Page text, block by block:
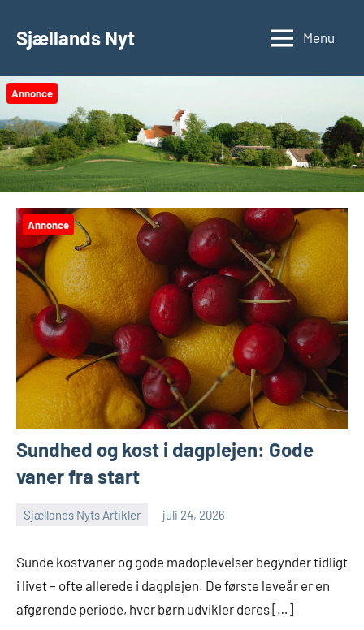
Sjællands Nyt Menu
Annonce
Annonce
Sundhed og kost i dagplejen: Gode
vaner fra start
Sjællands Nyts Artikler juli 24, 2026
Sunde kostvaner og gode madoplevelser begynder tidligt
i livet – ofte allerede i dagplejen. De første leveår er en
afgørende periode, hvor børn udvikler deres […]